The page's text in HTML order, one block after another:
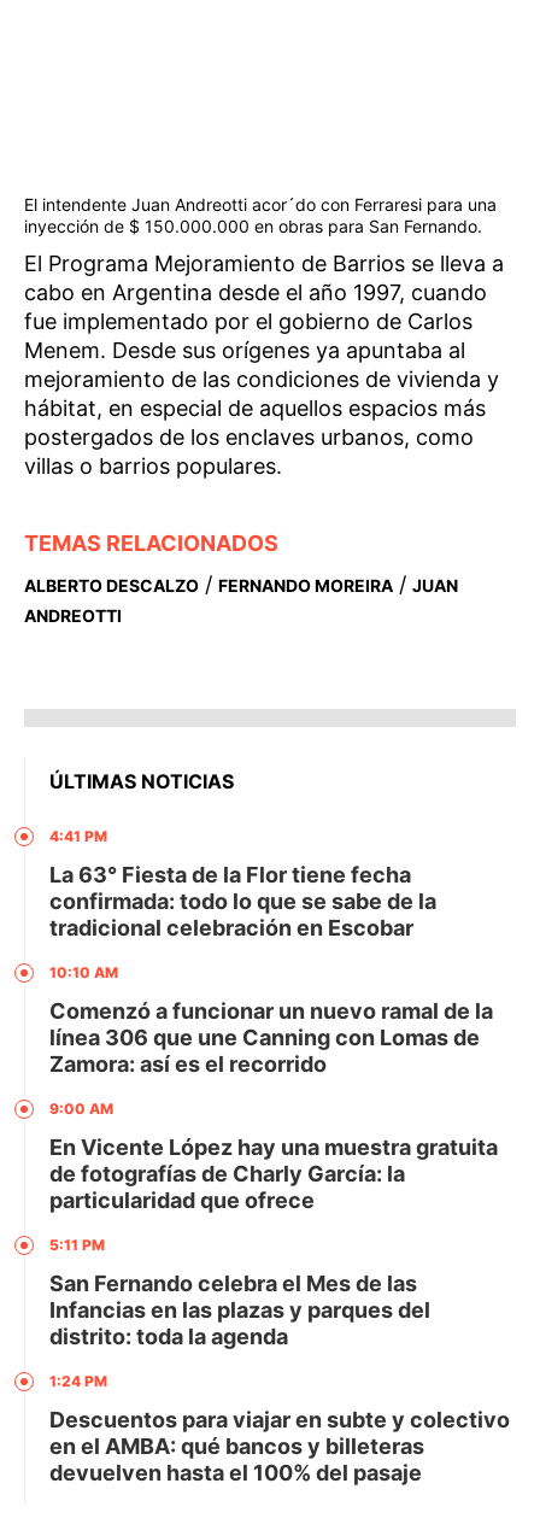
El intendente Juan Andreotti acor´do con Ferraresi para una
inyección de $ 150.000.000 en obras para San Fernando.
El Programa Mejoramiento de Barrios se lleva a
cabo en Argentina desde el año 1997, cuando
fue implementado por el gobierno de Carlos
Menem. Desde sus orígenes ya apuntaba al
mejoramiento de las condiciones de vivienda y
hábitat, en especial de aquellos espacios más
postergados de los enclaves urbanos, como
villas o barrios populares.
TEMAS RELACIONADOS
ALBERTO DESCALZO / FERNANDO MOREIRA / JUAN
ANDREOTTI
ÚLTIMAS NOTICIAS
4:41 PM
La 63° Fiesta de la Flor tiene fecha
confirmada: todo lo que se sabe de la
tradicional celebración en Escobar
10:10 AM
Comenzó a funcionar un nuevo ramal de la
línea 306 que une Canning con Lomas de
Zamora: así es el recorrido
9:00 AM
En Vicente López hay una muestra gratuita
de fotografías de Charly García: la
particularidad que ofrece
5:11 PM
San Fernando celebra el Mes de las
Infancias en las plazas y parques del
distrito: toda la agenda
1:24 PM
Descuentos para viajar en subte y colectivo
en el AMBA: qué bancos y billeteras
devuelven hasta el 100% del pasaje